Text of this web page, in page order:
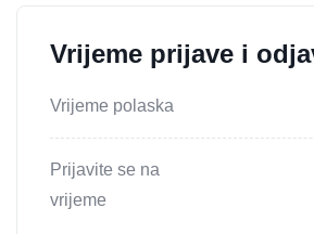
Vrijeme prijave i
Vrijeme polaska
Prijavite se na
vrijeme